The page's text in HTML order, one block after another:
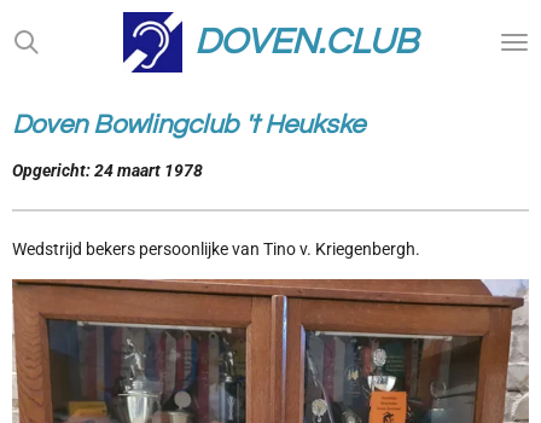
direct
hoofdinhoud
DOVEN.CLUB
Doven Bowlingclub 't Heukske
Opgericht: 24 maart 1978
Wedstrijd bekers persoonlijke van Tino v. Kriegenbergh.